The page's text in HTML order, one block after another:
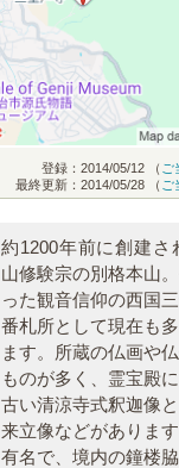
登録：2014/05/12 （ ご
最終更新：2014/05/28 （ ご
約1200年前に創建さ
山修験宗の別格本山
った観音信仰の西国
番札所として現在も
ます。所蔵の仏画や
ものが多く、霊宝殿
古い清涼寺式釈迦像
来立像などがありま
有名で、境内の鐘楼